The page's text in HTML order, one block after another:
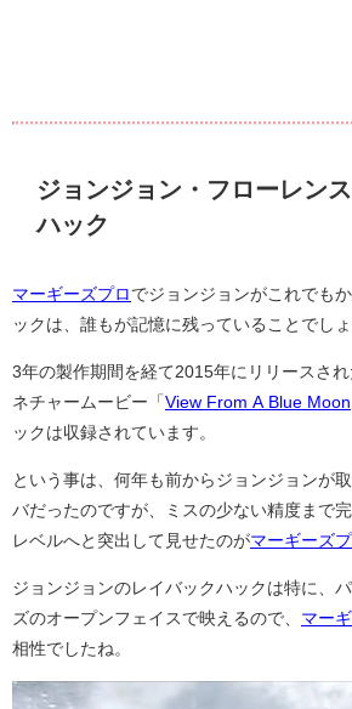
ジョンジョン・フローレン
ハック
マーギーズプロ でジョンジョンがこれでも
ックは、誰もが記憶に残っていることでしょ
3年の製作期間を経て2015年にリリースさ
ネチャームービー「View From A Blue Moon
ックは収録されています。
という事は、何年も前からジョンジョンが
バだったのですが、ミスの少ない精度まで
レベルへと突出して見せたのがマーギーズ
ジョンジョンのレイバックハックは特に、
ズのオープンフェイスで映えるので、 マー
相性でしたね。